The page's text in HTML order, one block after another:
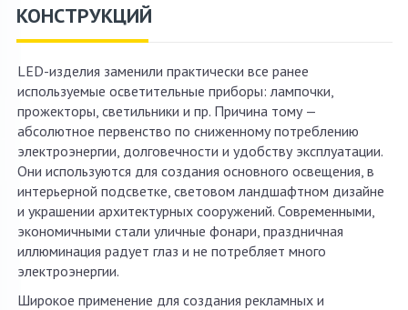
КОНСТРУКЦИЙ
LED-изделия заменили практически все ранее
используемые осветительные приборы: лампочки,
прожекторы, светильники и пр. Причина тому —
абсолютное первенство по сниженному потреблению
электроэнергии, долговечности и удобству эксплуатации.
Они используются для создания основного освещения, в
интерьерной подсветке, световом ландшафтном дизайне
и украшении архитектурных сооружений. Современными,
экономичными стали уличные фонари, праздничная
иллюминация радует глаз и не потребляет много
электроэнергии.
Широкое применение для создания рекламных и